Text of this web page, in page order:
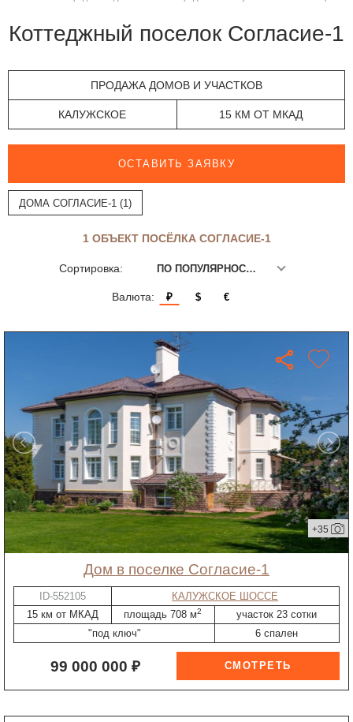
Коттеджный поселок Согласие-1
ПРОДАЖА ДОМОВ И УЧАСТКОВ
КАЛУЖСКОЕ 15 КМ ОТ МКАД
ОСТАВИТЬ ЗАЯВКУ
ДОМА СОГЛАСИЕ-1 (1)
1 ОБЪЕКТ ПОСЁЛКА СОГЛАСИЕ-1
Сортировка: ПО ПОПУЛЯРНОСТИ
Валюта: ₽ $ €
+35
дом в поселке Согласие-1
ID-552105
КАЛУЖСКОЕ ШОССЕ
15 км от МКАД
площадь 708 м2
участок 23 сотки
"под ключ"
6 спален
99 000 000 ₽